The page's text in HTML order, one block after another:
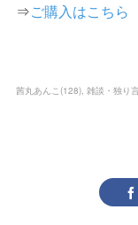
⇒ご購入はこちら
茜丸あんこ (128) 雑談・独り